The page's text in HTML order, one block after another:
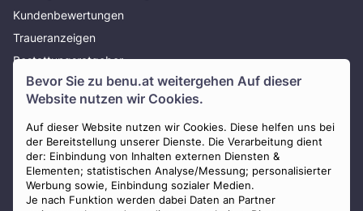
Bevor Sie zu benu.at weitergehen Auf dieser
Website nutzen wir Cookies.
Auf dieser Website nutzen wir Cookies. Diese helfen uns bei
der Bereitstellung unserer Dienste. Die Verarbeitung dient
der: Einbindung von Inhalten externen Diensten &
Elementen; statistischen Analyse/Messung; personalisierter
Werbung sowie, Einbindung sozialer Medien.
Je nach Funktion werden dabei Daten an Partner
Kundenbewertungen
Traueranzeigen
Bestattungsratgeber
Über uns
Presse
AGB
Impressum
Datenschutz
Widerrufsbelehrung